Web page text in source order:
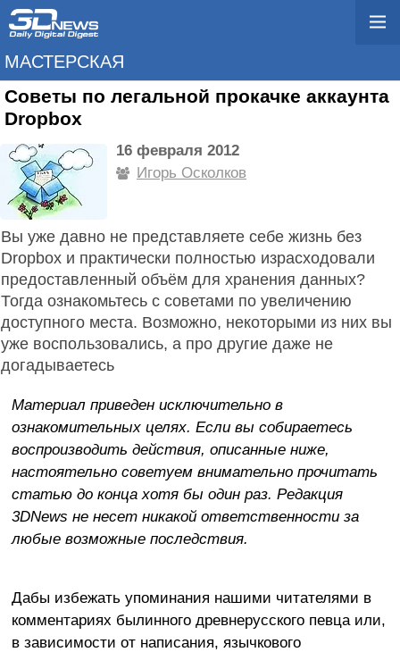
МАСТЕРСКАЯ
Советы по легальной прокачке аккаунта
Dropbox
16 февраля 2012
Игорь Осколков
Вы уже давно не представляете себе жизнь без
Dropbox и практически полностью израсходовали
предоставленный объём для хранения данных?
Тогда ознакомьтесь с советами по увеличению
доступного места. Возможно, некоторыми из них вы
уже воспользовались, а про другие даже не
догадываетесь
Материал приведен исключительно в
ознакомительных целях. Если вы собираетесь
воспроизводить действия, описанные ниже,
настоятельно советуем внимательно прочитать
статью до конца хотя бы один раз. Редакция
3DNews не несет никакой ответственности за
любые возможные последствия.
Дабы избежать упоминания нашими читателями в
комментариях былинного древнерусского певца или,
в зависимости от написания, язычкового